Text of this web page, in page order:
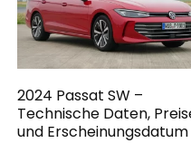
2024 Passat SW –
Technische Daten,
und Erscheinungsdatum